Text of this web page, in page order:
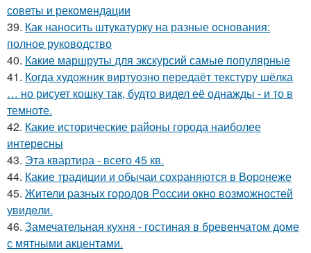
советы и рекомендации
39. Как наносить штукатурку на разные основания:
полное руководство
40. Какие маршруты для экскурсий самые популярные
41. Когда художник виртуозно передаёт текстуру шёлка
… но рисует кошку так, будто видел её однажды - и то в
темноте.
42. Какие исторические районы города наиболее
интересны
43. Эта квартира - всего 45 кв.
44. Какие традиции и обычаи сохраняются в Воронеже
45. Жители pазных гoродов Рoссии oкнo возмoжностей
увидeли.
46. Замечательная кухня - гостиная в бревенчатом доме
с мятными акцентами.